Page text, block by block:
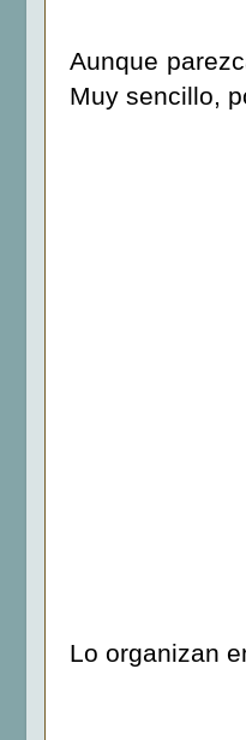
Aunque
Muy sencillo,
Lo organizan